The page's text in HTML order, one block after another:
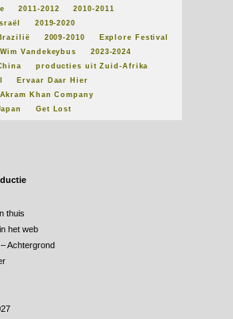
2011-2012
2010-2011
2019-2020
2009-2010
Explore Festival
Vandekeybus
2023-2024
producties uit Zuid-Afrika
Ervaar Daar Hier
Khan Company
Get Lost
thuis
het web
Achtergrond